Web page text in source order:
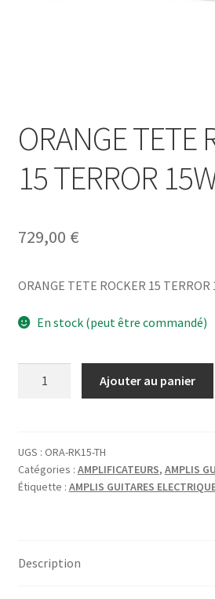
ORANGE TETE
15 TERROR
729,00 €
ORANGE TETE ROCKER 15 TERROR
En stock (peut être commandé)
ROCKER
15
TERROR
Ajouter au panier
UGS : ORA-RK15-TH
Catégories : AMPLIFICATEURS, AMPLIS
Étiquette : AMPLIS GUITARES
Description